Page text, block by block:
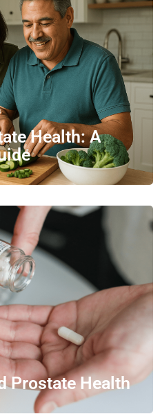
Health: A
Prostate Health